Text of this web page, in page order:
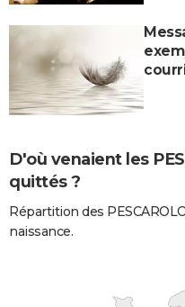
D'où venaient les
quittés ?
Répartition des
naissance.